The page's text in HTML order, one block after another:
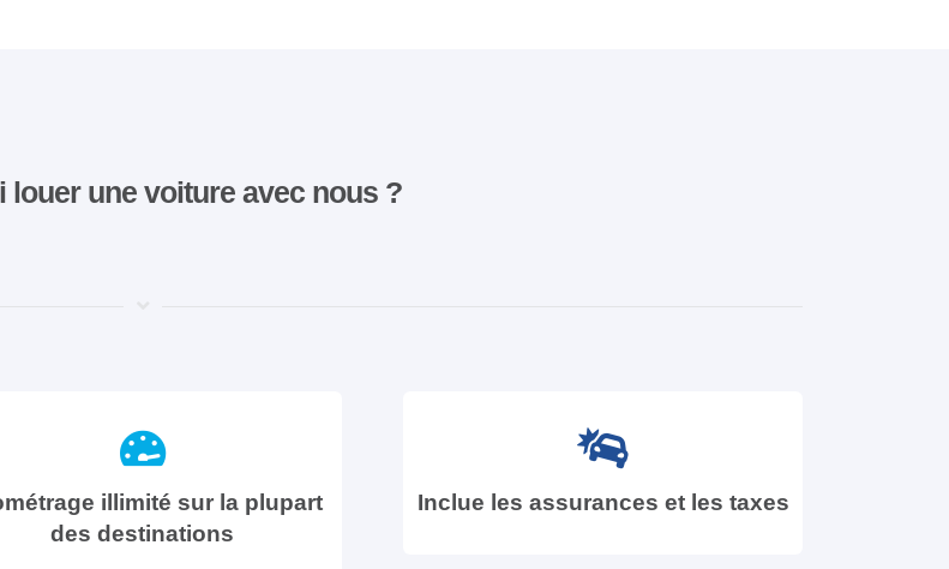
louer une voiture avec nous ?
illimité sur la plupart
des destinations
Inclue les assurances et les taxes